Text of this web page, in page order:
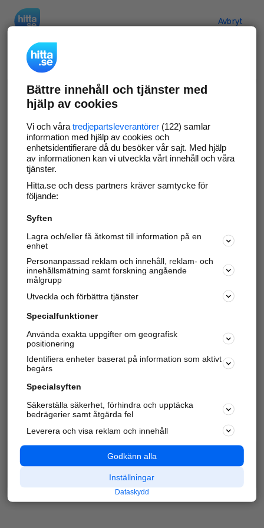
Avbryt
Verifiera ditt företag
Gör som 69 551företag
företagssida på hitta.se och syns bättre mot
kunder i ditt närområde. Helt kostnadsfritt.
Uppdatera din företagsinformation
Svara på och hantera dina omdömen
Har du redan verifierat ditt företag? Logga in
Varje vecka besöker du och4 miljoner
andra
härliga användare oss för att hitta rätt lokal
information om företag, privatpersoner och
platser.
Bättre innehåll och tjänster med
hjälp av cookies
Vi och våra tredjepartsleverantörer(122) samlar
information med hjälp av cookies och
enhetsidentifierare då du besöker vår sajt. Med hjälp
av informationen kan vi utveckla vårt innehåll och våra
tjänster.
Hitta.se och dess partners kräver samtycke för
följande:
Syften
Lagra och/eller få åtkomst till information på en
enhet
Personanpassad reklam och innehåll, reklam- och
innehållsmätning samt forskning angående
målgrupp
Utveckla och förbättra tjänster
Specialfunktioner
Använda exakta uppgifter om geografisk
positionering
Identifiera enheter baserat på information som aktivt
begärs
Specialsyften
Säkerställa säkerhet, förhindra och upptäcka
bedrägerier samt åtgärda fel
Leverera och visa reklam och innehåll
Godkänn alla
Inställningar
Dataskydd